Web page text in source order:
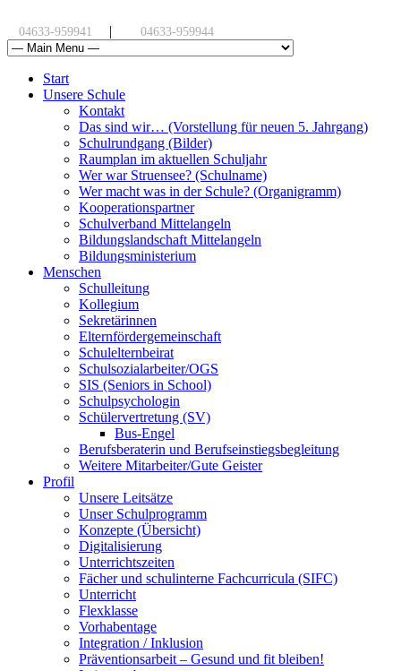
04633-959941 | 04633-959944
Start
Unsere Schule
Kontakt
Das sind wir… (Vorstellung für neuen 5. Jahrgang)
Schulrundgang (Bilder)
Raumplan im aktuellen Schuljahr
Wer war Struensee? (Schulname)
Wer macht was in der Schule? (Organigramm)
Kooperationspartner
Schulverband Mittelangeln
Bildungslandschaft Mittelangeln
Bildungsministerium
Menschen
Schulleitung
Kollegium
Sekretärinnen
Elternfördergemeinschaft
Schulelternbeirat
Schulsozialarbeiter/OGS
SIS (Seniors in School)
Schulpsychologin
Schülervertretung (SV)
Bus-Engel
Berufsberaterin und Berufseinstiegsbegleitung
Weitere Mitarbeiter/Gute Geister
Profil
Unsere Leitsätze
Unser Schulprogramm
Konzepte (Übersicht)
Digitalisierung
Unterrichtszeiten
Fächer und schulinterne Fachcurricula (SIFC)
Unterricht
Flexklasse
Vorhabentage
Integration / Inklusion
Präventionsarbeit – Gesund und fit bleiben!